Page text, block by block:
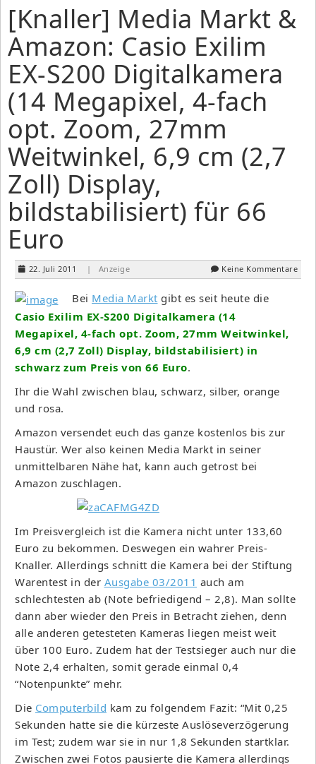
[Knaller] Media Markt &
Amazon: Casio Exilim
EX-S200 Digitalkamera
(14 Megapixel, 4-fach
opt. Zoom, 27mm
Weitwinkel, 6,9 cm (2,7
Zoll) Display,
bildstabilisiert) für 66
Euro
22. Juli 2011 | Anzeige Keine Kommentare
Bei Media Markt gibt es seit heute die
Casio Exilim EX-S200 Digitalkamera (14
Megapixel, 4-fach opt. Zoom, 27mm Weitwinkel,
6,9 cm (2,7 Zoll) Display, bildstabilisiert) in
schwarz zum Preis von 66 Euro.
Ihr die Wahl zwischen blau, schwarz, silber, orange
und rosa.
Amazon versendet euch das ganze kostenlos bis zur
Haustür. Wer also keinen Media Markt in seiner
unmittelbaren Nähe hat, kann auch getrost bei
Amazon zuschlagen.
Im Preisvergleich ist die Kamera nicht unter 133,60
Euro zu bekommen. Deswegen ein wahrer Preis-
Knaller. Allerdings schnitt die Kamera bei der Stiftung
Warentest in der Ausgabe 03/2011 auch am
schlechtesten ab (Note befriedigend – 2,8). Man sollte
dann aber wieder den Preis in Betracht ziehen, denn
alle anderen getesteten Kameras liegen meist weit
über 100 Euro. Zudem hat der Testsieger auch nur die
Note 2,4 erhalten, somit gerade einmal 0,4
“Notenpunkte” mehr.
Die Computerbild kam zu folgendem Fazit: “Mit 0,25
Sekunden hatte sie die kürzeste Auslöseverzögerung
im Test; zudem war sie in nur 1,8 Sekunden startklar.
Zwischen zwei Fotos pausierte die Kamera allerdings